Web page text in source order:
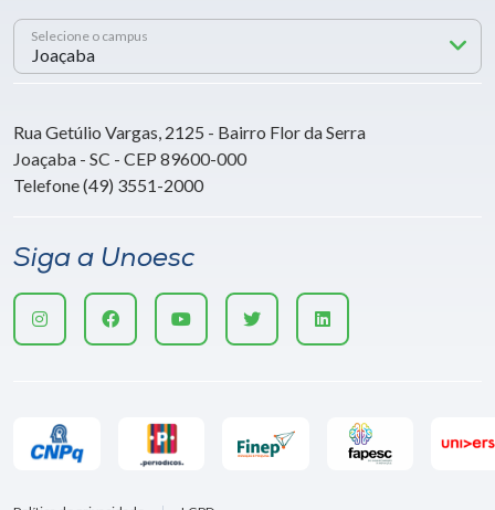
Selecione o campus
Rua Getúlio Vargas, 2125 - Bairro Flor da Serra
Joaçaba - SC - CEP 89600-000
Telefone (49) 3551-2000
Siga a Unoesc